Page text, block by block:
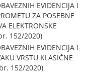
EVIDENCIJA I
ZA POSEBNE
ELEKTRONSKE
152/2020)
EVIDENCIJA I
VRSTU KLASIČNE
152/2020)